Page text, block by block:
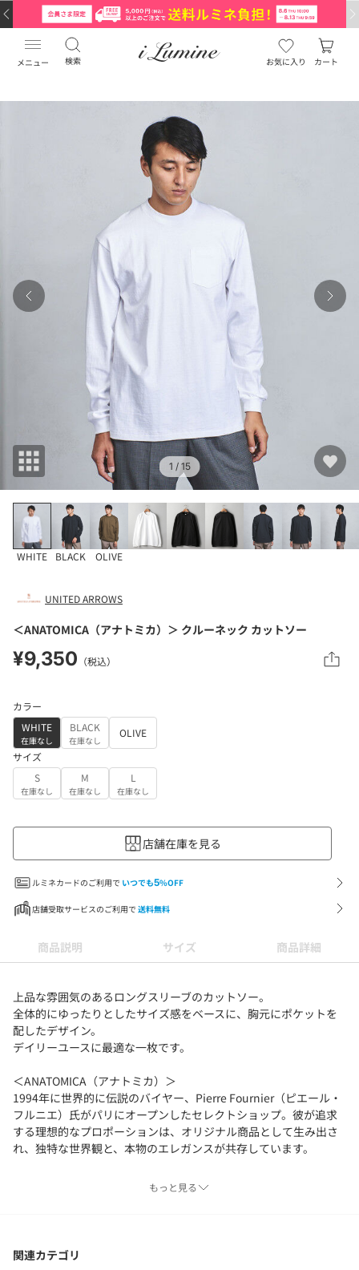
メニュー 検索 お気に入り カート
1 / 15
WHITE BLACK OLIVE
UNITED ARROWS
＜ANATOMICA（アナトミカ）＞ クルーネック カットソー
¥9,350 （税込）
カラー
WHITE
在庫なし
BLACK
在庫なし
OLIVE
サイズ
S
在庫なし
M
在庫なし
L
在庫なし
店舗在庫を見る
ルミネカードのご利用で いつでも5%OFF
店舗受取サービスのご利用で 送料無料
商品説明 サイズ 商品詳細
上品な雰囲気のあるロングスリーブのカットソー。
全体的にゆったりとしたサイズ感をベースに、胸元にポケットを
配したデザイン。
デイリーユースに最適な一枚です。
＜ANATOMICA（アナトミカ）＞
1994年に世界的に伝説のバイヤー、Pierre Fournier（ピエール・
フルニエ）氏がパリにオープンしたセレクトショップ。彼が追求
する理想的なプロポーションは、オリジナル商品として生み出さ
れ、独特な世界観と、本物のエレガンスが共存しています。
店舗へお問い合わせの際は、全国のUNITED ARROWS各店舗まで
もっと見る
関連カテゴリ